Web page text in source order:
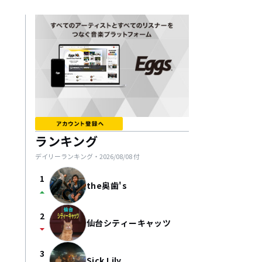
ランキング
デイリーランキング・ 2026/08/08付
1
arrow_drop_up the奥歯's
2
arrow_drop_down 仙台シティーキャッツ
3